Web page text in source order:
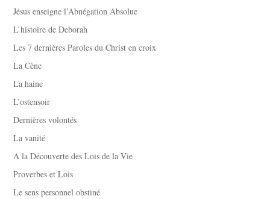
Jésus enseigne l’Abnégation Absolue
L’histoire de Deborah
Les 7 dernières Paroles du Christ en croix
La Cène
La haine
L’ostensoir
Dernières volontés
La vanité
A la Découverte des Lois de la Vie
Proverbes et Lois
Le sens personnel obstiné